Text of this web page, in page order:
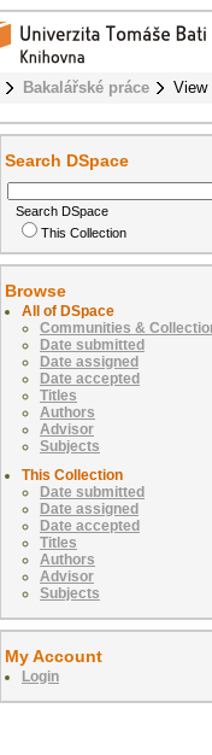
Bakalářské práce View
Search DSpace
Search DSpace
This Collection
Browse
All of DSpace
Communities &
Date submitted
Date assigned
Date accepted
Titles
Authors
Advisor
Subjects
This Collection
Date submitted
Date assigned
Date accepted
Titles
Authors
Advisor
Subjects
My Account
Login